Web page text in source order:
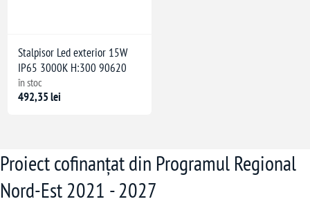
Stalpisor Led exterior 15W
IP65 3000K H:300 90620
în stoc
492,35 lei
Proiect cofinanțat din Programul Regional
Nord-Est 2021 - 2027